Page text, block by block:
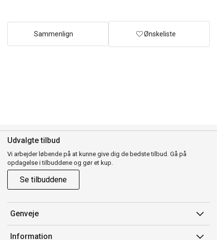
Sammenlign Ønskeliste
Udvalgte tilbud
Vi arbejder løbende på at kunne give dig de bedste tilbud. Gå på
opdagelse i tilbuddene og gør et kup.
Se tilbuddene
Genveje
Min side
Information